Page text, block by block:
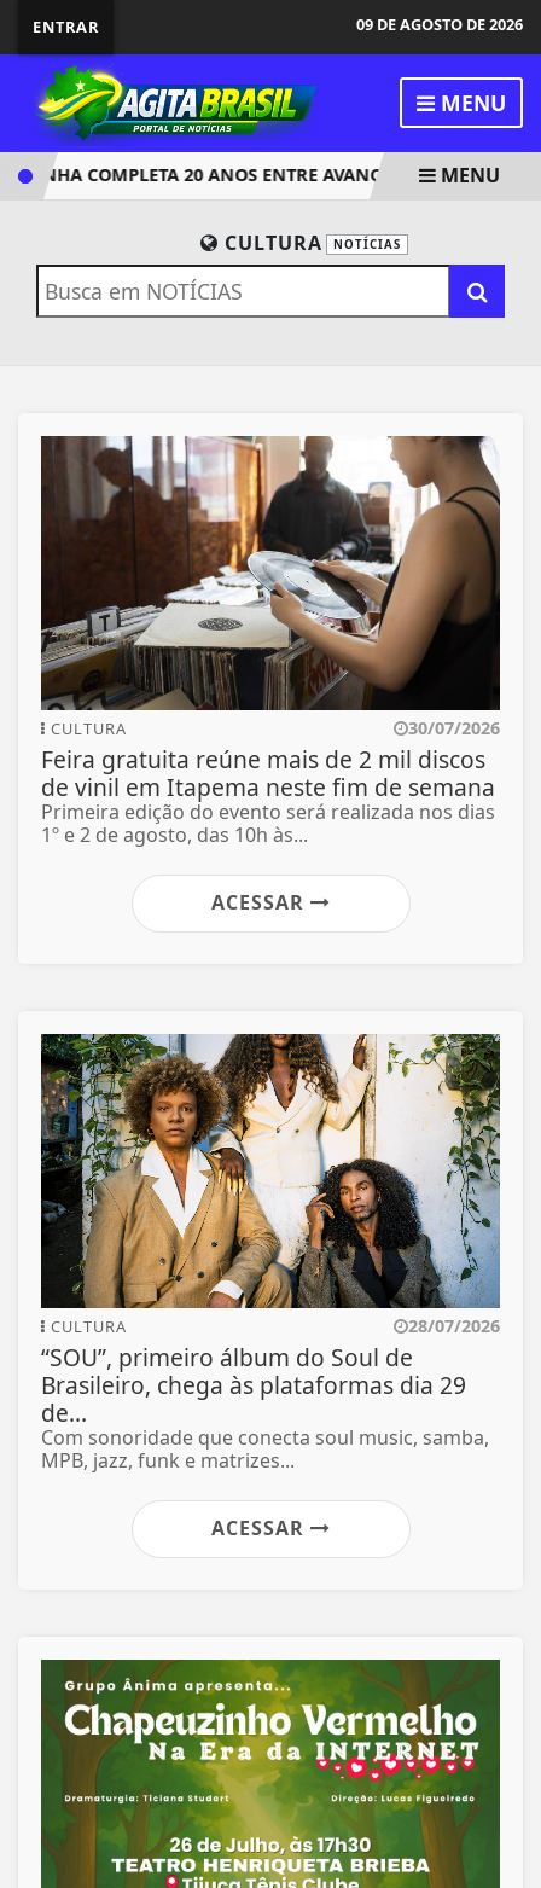
ENTRAR 09 DE AGOSTO DE 2026
MENU
COMPLETA 20 ANOS ENTRE AVANÇOS E DESAFIOS
MENU
CULTURA NOTÍCIAS
CULTURA 30/07/2026
Feira gratuita reúne mais de 2 mil discos
de vinil em Itapema neste fim de semana
Primeira edição do evento será realizada nos dias
1º e 2 de agosto, das 10h às...
ACESSAR
CULTURA 28/07/2026
“SOU”, primeiro álbum do Soul de
Brasileiro, chega às plataformas dia 29
de...
Com sonoridade que conecta soul music, samba,
MPB, jazz, funk e matrizes...
ACESSAR